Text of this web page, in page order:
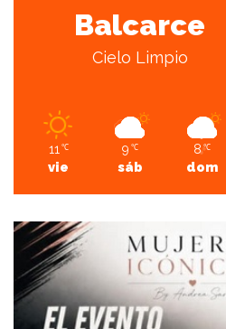
Balcarce
Cielo Limpio
11 ℃
vie
9 ℃
sáb
8 ℃
dom